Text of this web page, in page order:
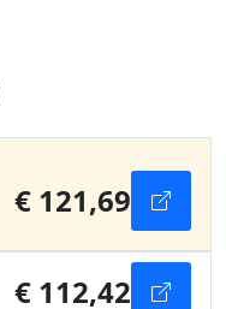
€ 121,69
€ 112,42